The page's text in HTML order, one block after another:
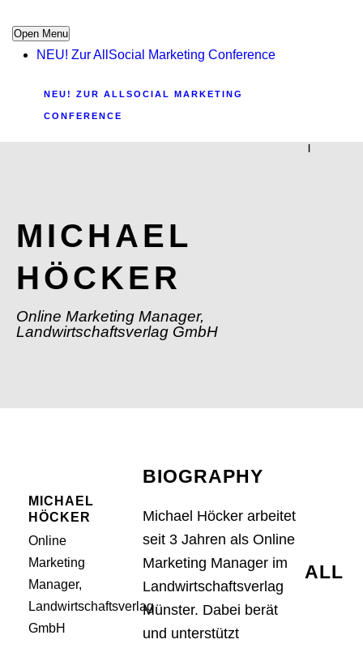
Open Menu
NEU! Zur AllSocial Marketing Conference
NEU! ZUR ALLSOCIAL MARKETING
CONFERENCE
|
MICHAEL
HÖCKER
Online Marketing Manager,
Landwirtschaftsverlag GmbH
MICHAEL
HÖCKER
Online
Marketing
Manager,
Landwirtschaftsverlag
GmbH
BIOGRAPHY
Michael Höcker arbeitet
seit 3 Jahren als Online
Marketing Manager im
Landwirtschaftsverlag
Münster. Dabei berät
und unterstützt
ALL